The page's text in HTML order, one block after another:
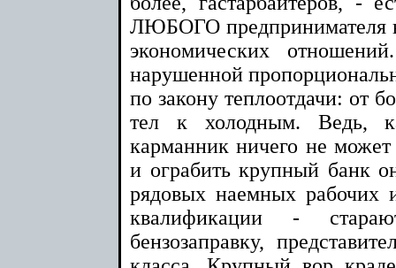
ЛЮБОГО предпринимателя
экономических
нарушенной
по закону теплоотдачи: от
тел к холодным. Ведь,
карманник ничего не может
и ограбить крупный банк
рядовых наемных
квалификации -
бензозаправку,